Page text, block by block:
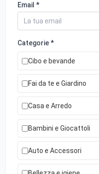
Email *
Categorie *
Cibo e bevande
Fai da te e Giardino
Casa e Arredo
Bambini e Giocattoli
Auto e Accessori